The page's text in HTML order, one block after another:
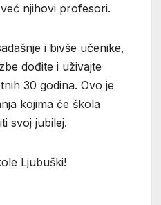
njihovi profesori.
i bivše učenike,
dođite i uživajte
30 godina. Ovo je
kojima će škola
svoj jubilej.
Ljubuški!